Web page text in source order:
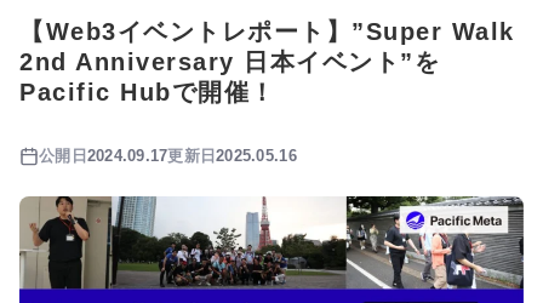
【Web3イベントレポート】”Super Walk
2nd Anniversary 日本イベント”を
Pacific Hubで開催！
公開日 2024.09.17更新日2025.05.16